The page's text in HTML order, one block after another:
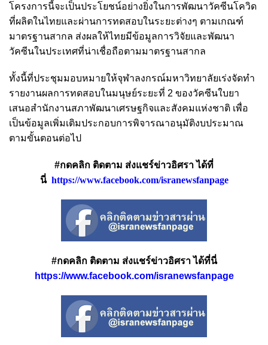
โครงการนี้จะเป็นประโยชน์อย่างยิ่งในการพัฒนาวัคซีนโควิด
ที่ผลิตในไทยและผ่านการทดสอบในระยะต่างๆ ตามเกณฑ์
มาตรฐานสากล ส่งผลให้ไทยมีข้อมูลการวิจัยและพัฒนา
วัคซีนในประเทศที่น่าเชื่อถือตามมาตรฐานสากล
ทั้งนี้ที่ประชุมมอบหมายให้จุฬาลงกรณ์มหาวิทยาลัยเร่งจัดทำ
รายงานผลการทดสอบในมนุษย์ระยะที่ 2 ของวัคซีนใบยา
เสนอสำนักงานสภาพัฒนาเศรษฐกิจและสังคมแห่งชาติ เพื่อ
เป็นข้อมูลเพิ่มเติมประกอบการพิจารณาอนุมัติงบประมาณ
ตามขั้นตอนต่อไป
#กดคลิก ติดตาม ส่งแชร์ข่าวอิศรา ได้ที่
นี่ https://www.facebook.com/isranewsfanpage
#กดคลิก ติดตาม ส่งแชร์ข่าวอิศรา ได้ที่นี่
https://www.facebook.com/isranewsfanpage